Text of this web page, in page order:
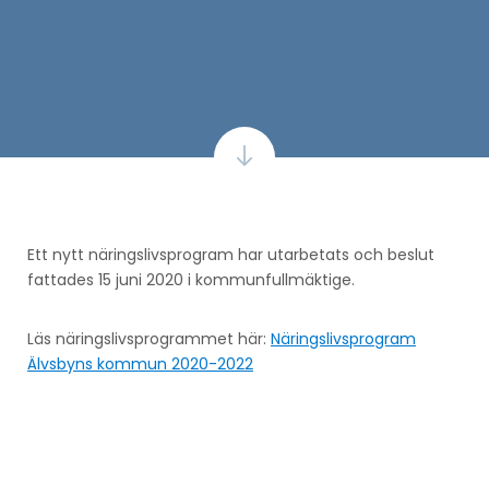
Ett nytt näringslivsprogram har utarbetats och beslut
fattades 15 juni 2020 i kommunfullmäktige.
Läs näringslivsprogrammet här: Näringslivsprogram
Älvsbyns kommun 2020-2022